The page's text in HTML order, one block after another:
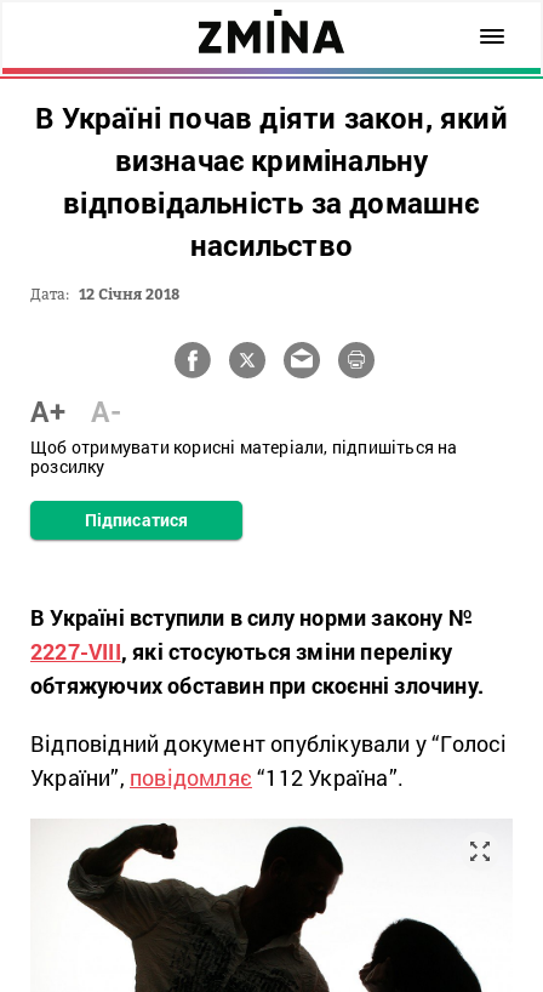
В Україні почав діяти закон, який
визначає кримінальну
відповідальність за домашнє
насильство
Дата: 12 Січня 2018
A+ A-
Щоб отримувати корисні матеріали, підпишіться на
розсилку
Підписатися
В Україні вступили в силу норми закону №
2227-VIII, які стосуються зміни переліку
обтяжуючих обставин при скоєнні злочину.
Відповідний документ опублікували у “Голосі
України”, повідомляє “112 Україна”.